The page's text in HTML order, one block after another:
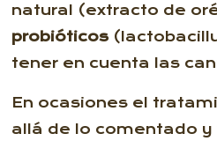
natural (extracto de
probióticos
tener en cuenta las
En ocasiones el
allá de lo comentado